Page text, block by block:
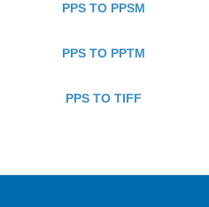
PPS TO PPSM
PPS TO PPTM
PPS TO TIFF